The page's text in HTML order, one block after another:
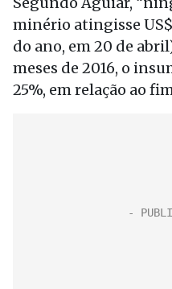
minério atingisse
do ano, em 20 de
meses de 2016, o
25%, em relação ao